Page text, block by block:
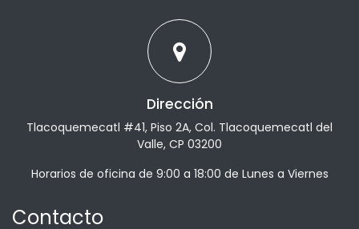
Dirección
Tlacoquemecatl #41, Piso 2A, Col. Tlacoquemecatl del
Valle, CP 03200
Horarios de oficina de 9:00 a 18:00 de Lunes a Viernes
Contacto